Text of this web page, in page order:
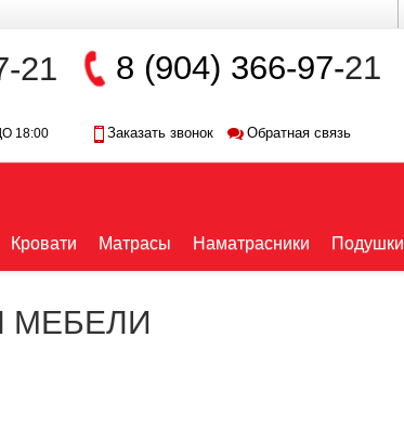
21
18:00
8 (904) 366-97-21
Заказать звонок Обратная связь
Кровати Матрасы Наматрасники Подушки
МЕБЕЛИ